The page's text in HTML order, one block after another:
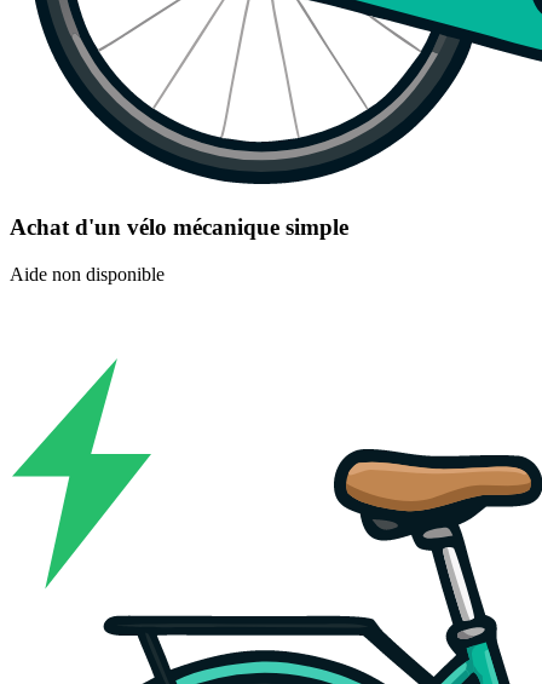
Achat d'un vélo mécanique simple
Aide non disponible